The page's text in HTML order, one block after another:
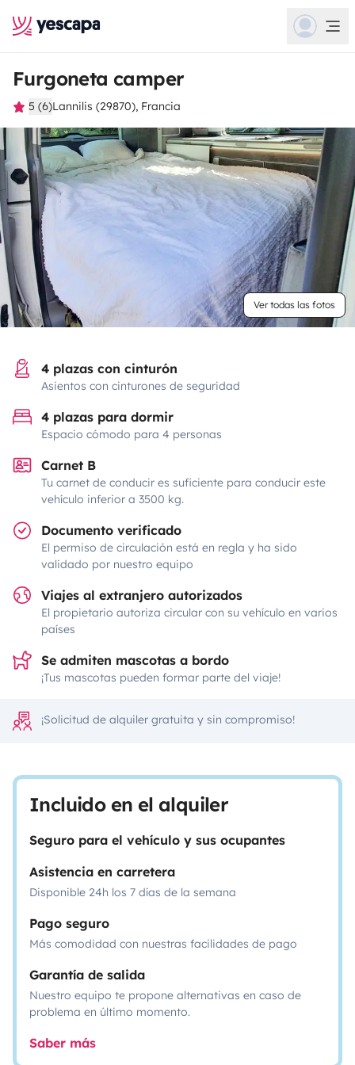
Furgoneta camper
5 (6)Lannilis (29870), Francia
Ver todas las fotos
4 plazas con cinturón
Asientos con cinturones de seguridad
4 plazas para dormir
Espacio cómodo para 4 personas
Carnet B
Tu carnet de conducir es suficiente para conducir este
vehículo inferior a 3500 kg.
Documento verificado
El permiso de circulación está en regla y ha sido
validado por nuestro equipo
Viajes al extranjero autorizados
El propietario autoriza circular con su vehículo en varios
países
Se admiten mascotas a bordo
¡Tus mascotas pueden formar parte del viaje!
¡Solicitud de alquiler gratuita y sin compromiso!
Incluido en el alquiler
Seguro para el vehículo y sus ocupantes
Asistencia en carretera
Disponible 24h los 7 días de la semana
Pago seguro
Más comodidad con nuestras facilidades de pago
Garantía de salida
Nuestro equipo te propone alternativas en caso de
problema en último momento.
Saber más